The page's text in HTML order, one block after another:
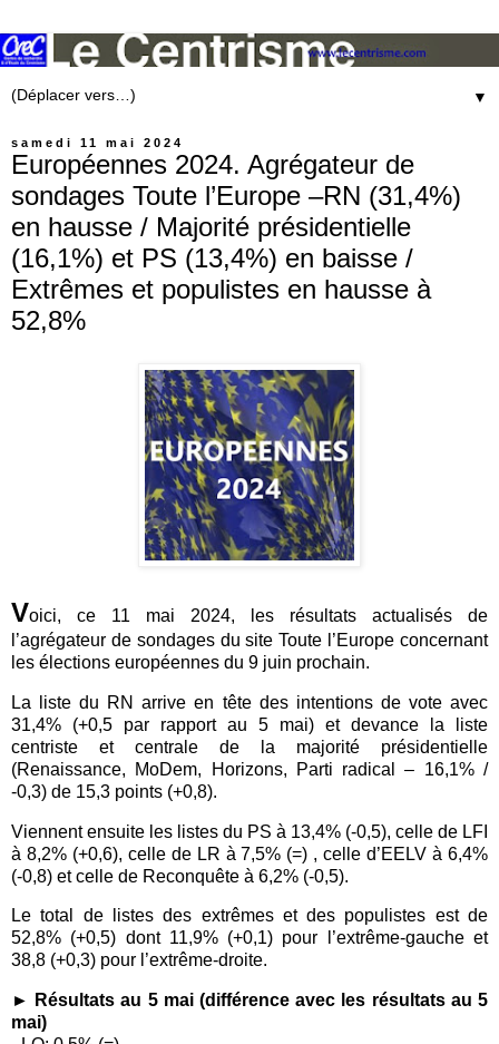
▼
samedi 11 mai 2024
Européennes 2024. Agrégateur de
sondages Toute l’Europe –RN (31,4%)
en hausse / Majorité présidentielle
(16,1%) et PS (13,4%) en baisse /
Extrêmes et populistes en hausse à
52,8%
Voici, ce 11 mai 2024, les résultats actualisés de
l’agrégateur de sondages du site Toute l’Europe concernant
les élections européennes du 9 juin prochain.
La liste du RN arrive en tête des intentions de vote avec
31,4% (+0,5 par rapport au 5 mai) et devance la liste
centriste et centrale de la majorité présidentielle
(Renaissance, MoDem, Horizons, Parti radical – 16,1% /
-0,3) de 15,3 points (+0,8).
Viennent ensuite les listes du PS à 13,4% (-0,5), celle de LFI
à 8,2% (+0,6), celle de LR à 7,5% (=) , celle d’EELV à 6,4%
(-0,8) et celle de Reconquête à 6,2% (-0,5).
Le total de listes des extrêmes et des populistes est de
52,8% (+0,5) dont 11,9% (+0,1) pour l’extrême-gauche et
38,8 (+0,3) pour l’extrême-droite.
►
Résultats au 5 mai (différence avec les résultats au 5
mai)